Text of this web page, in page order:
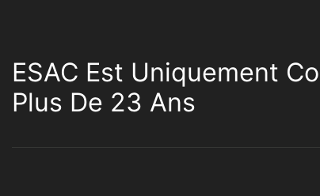
ESAC Est Uniquement
Plus De 23 Ans